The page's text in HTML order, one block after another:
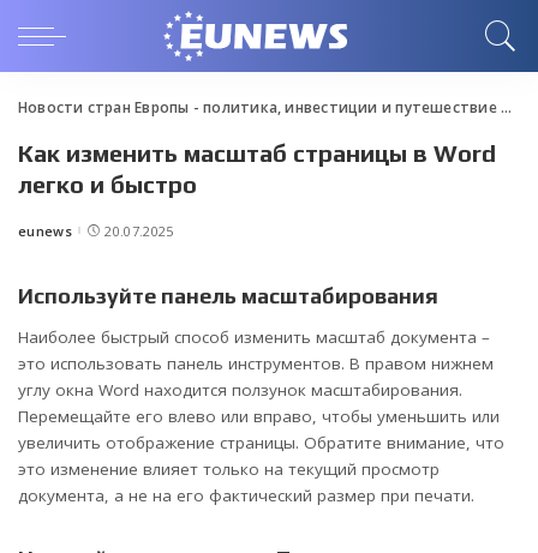
Новости стран Европы - политика, инвестиции и путешествие>
Как изменить масштаб страницы в Word
легко и быстро
Posted
eunews 20.07.2025
Используйте панель масштабирования
Наиболее быстрый способ изменить масштаб документа –
это использовать панель инструментов. В правом нижнем
углу окна Word находится ползунок масштабирования.
Перемещайте его влево или вправо, чтобы уменьшить или
увеличить отображение страницы. Обратите внимание, что
это изменение влияет только на текущий просмотр
документа, а не на его фактический размер при печати.